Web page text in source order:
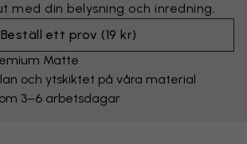
med din belysning och inredning.
Beställ ett prov (19 kr)
Matte
och ytskiktet på våra material
3–6 arbetsdagar